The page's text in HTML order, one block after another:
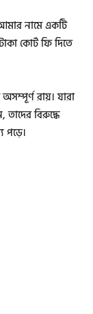
নামে একটি
কোর্ট ফি দিতে
রায়। যারা
বিরুদ্ধে
পড়ে।